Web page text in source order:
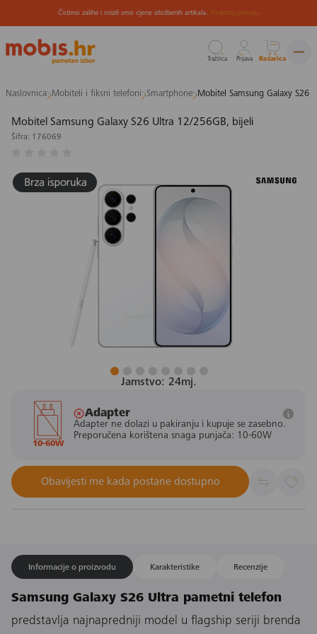
na
sadržaj
Čistimo zalihe i snizili smo cijene izložbenih artikala. Pogledaj ponudu
Tražilica Prijava Košarica
Naslovnica Mobiteli i fiksni telefoni Smartphone Mobitel Samsung Galaxy S26
Mobitel Samsung Galaxy S26 Ultra 12/256GB, bijeli
Šifra: 176069
Jamstvo: 24mj.
10-60W
Adapter
Adapter ne dolazi u pakiranju i kupuje se zasebno.
Preporučena korištena snaga punjača: 10-60W
Obavijesti me kada postane dostupno
Informacije o proizvodu Karakteristike Recenzije
Samsung Galaxy S26 Ultra pametni telefon
predstavlja najnapredniji model u flagship seriji brenda